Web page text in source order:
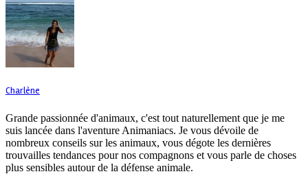
Charlène
Grande passionnée d'animaux, c'est tout naturellement que je me
suis lancée dans l'aventure Animaniacs. Je vous dévoile de
nombreux conseils sur les animaux, vous dégote les dernières
trouvailles tendances pour nos compagnons et vous parle de choses
plus sensibles autour de la défense animale.